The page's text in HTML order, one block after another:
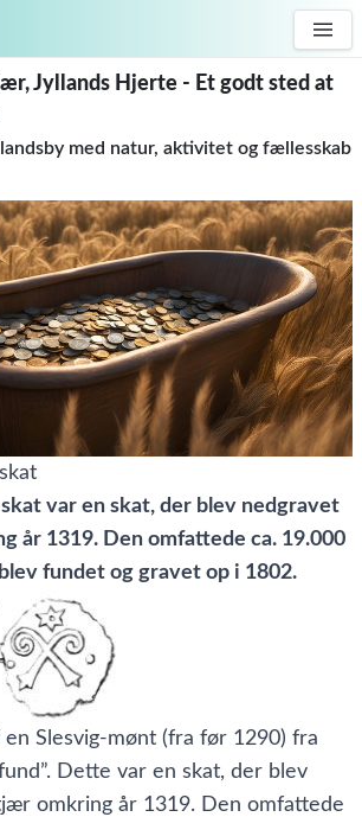
Jyllands Hjerte - Et godt sted at
landsby med natur, aktivitet og fællesskab
var en skat, der blev nedgravet
år 1319. Den omfattede ca. 19.000
fundet og gravet op i 1802.
Slesvig-mønt (fra før 1290) fra
Dette var en skat, der blev
omkring år 1319. Den omfattede